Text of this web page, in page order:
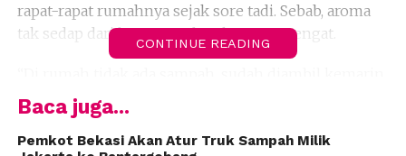
rapat-rapat rumahnya sejak sore tadi. Sebab, aroma
tak sedap dari bau sampah cukup menyengat.
oleh petugas kebersihan,” ujar dia.
Di kawasan Bantargebang terdapat dua tempat
CONTINUE READING
Baca juga...
Pemkot Bekasi Akan Atur Truk Sampah Milik